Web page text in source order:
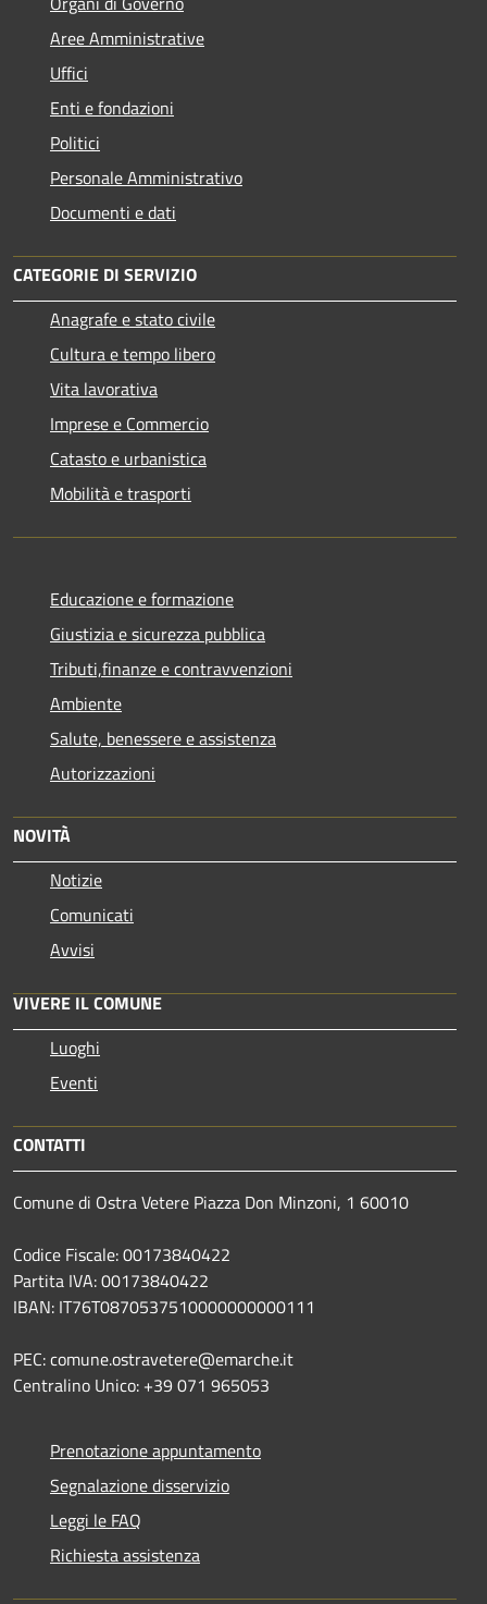
Aree Amministrative
Uffici
Enti e fondazioni
Politici
Personale Amministrativo
Documenti e dati
CATEGORIE DI SERVIZIO
Anagrafe e stato civile
Cultura e tempo libero
Vita lavorativa
Imprese e Commercio
Catasto e urbanistica
Mobilità e trasporti
Educazione e formazione
Giustizia e sicurezza pubblica
Tributi,finanze e contravvenzioni
Ambiente
Salute, benessere e assistenza
Autorizzazioni
NOVITÀ
Notizie
Comunicati
Avvisi
VIVERE IL COMUNE
Luoghi
Eventi
CONTATTI
Comune di Ostra Vetere Piazza Don Minzoni, 1 60010
Codice Fiscale: 00173840422
Partita IVA: 00173840422
IBAN: IT76T0870537510000000000111
PEC: comune.ostravetere@emarche.it
Centralino Unico: +39 071 965053
Prenotazione appuntamento
Segnalazione disservizio
Leggi le FAQ
Richiesta assistenza